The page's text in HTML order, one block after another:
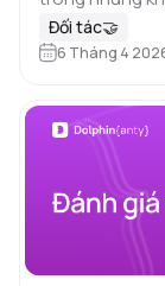
trong
Đối tác🤝
6 Tháng 4